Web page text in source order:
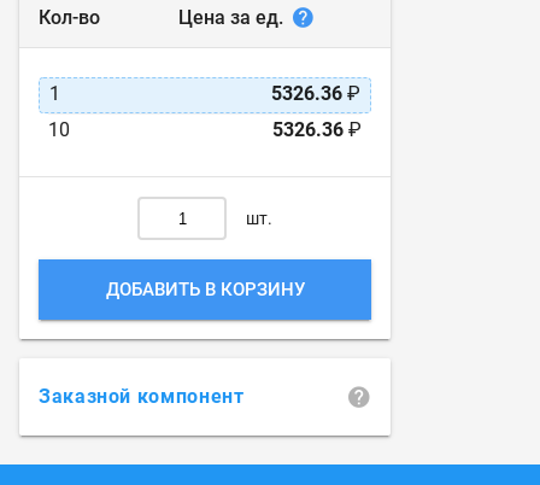
Кол-во Цена за ед.
1 5326.36 ₽
10
5326.36 ₽
шт.
ДОБАВИТЬ В КОРЗИНУ
Заказной компонент